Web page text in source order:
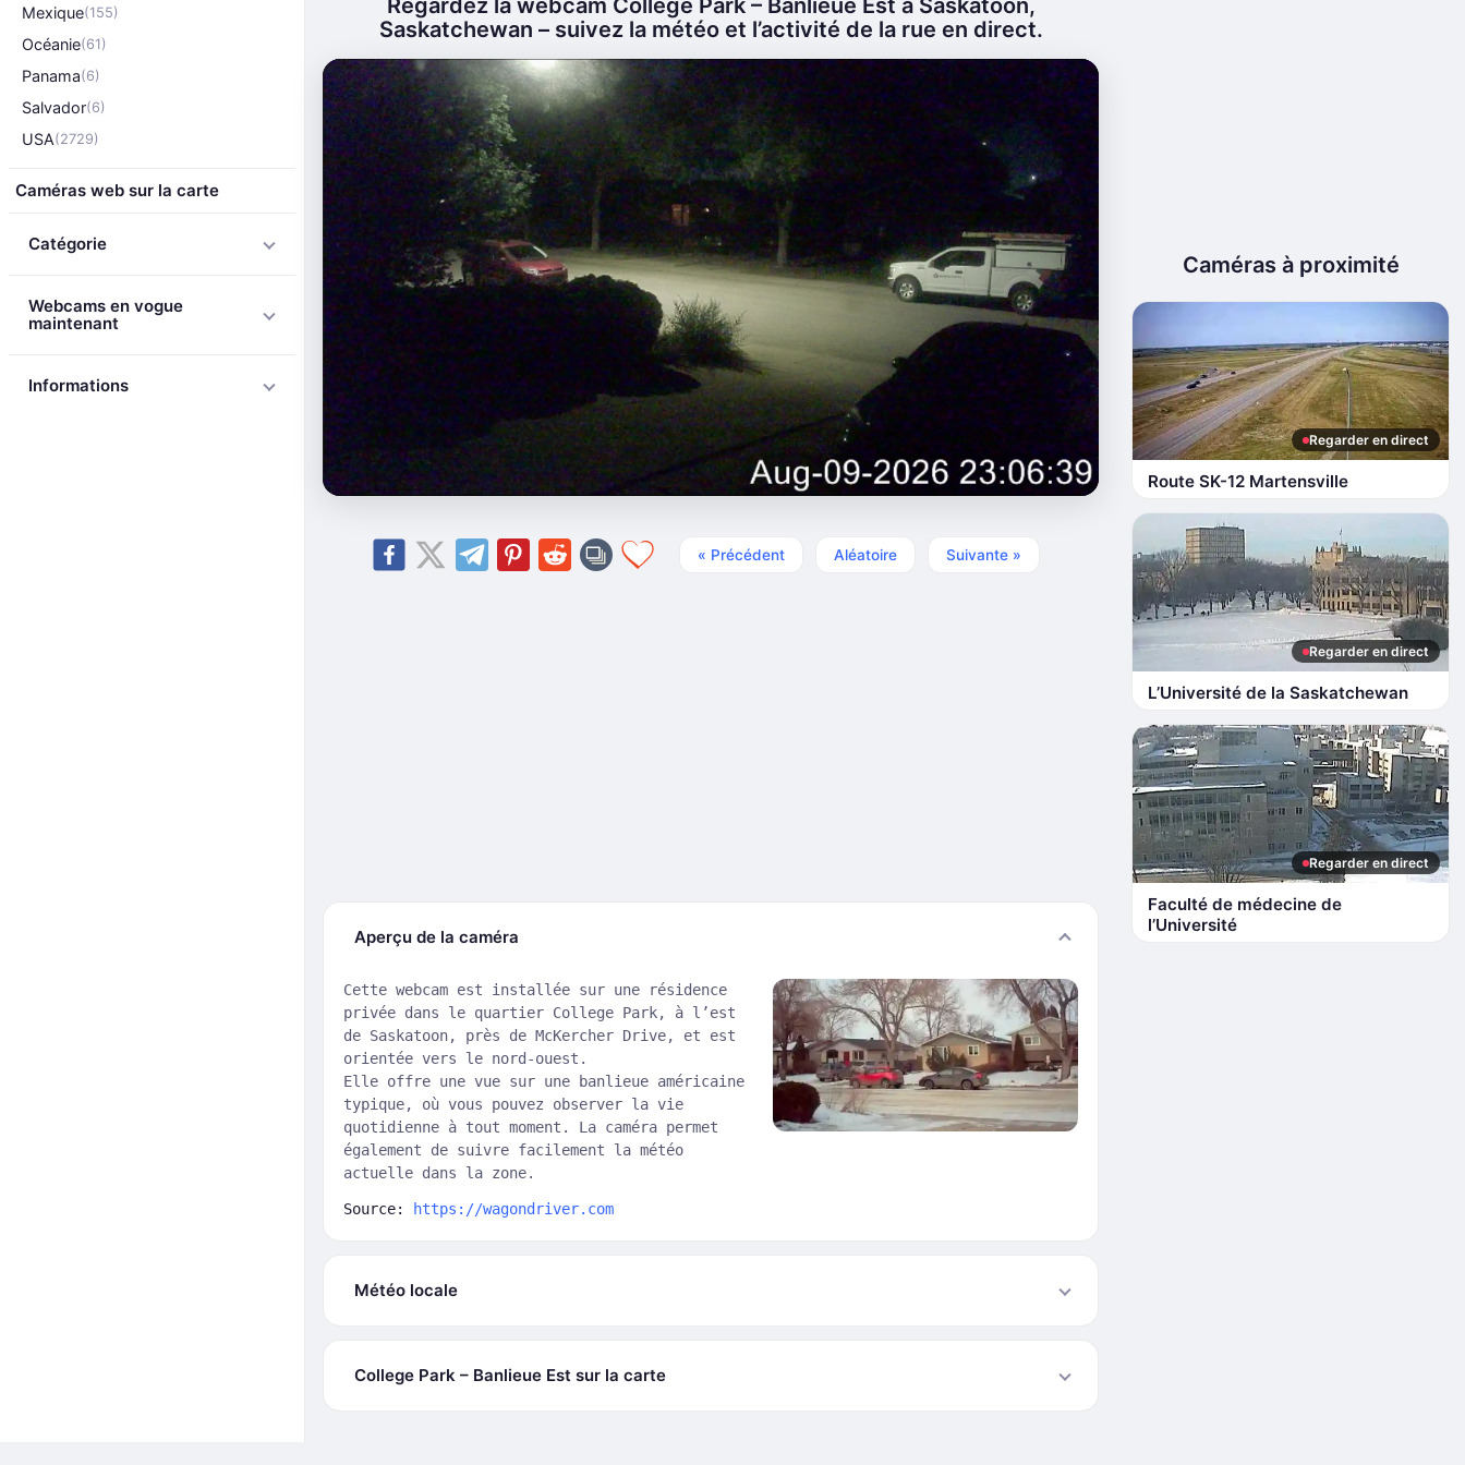
Mexique(155)
Océanie(61)
Panama(6)
Salvador(6)
USA(2729)
Caméras web sur la carte
Catégorie
Webcams en vogue
maintenant
Informations
Regardez la webcam College Park – Banlieue Est à Saskatoon,
Saskatchewan – suivez la météo et l’activité de la rue en direct.
« Précédent Aléatoire Suivante »
Aperçu de la caméra
Cette webcam est installée sur une résidence
privée dans le quartier College Park, à l’est
de Saskatoon, près de McKercher Drive, et est
orientée vers le nord-ouest.
Elle offre une vue sur une banlieue américaine
typique, où vous pouvez observer la vie
quotidienne à tout moment. La caméra permet
également de suivre facilement la météo
actuelle dans la zone.
Source: https://wagondriver.com
Météo locale
College Park – Banlieue Est sur la carte
Caméras à proximité
Regarder en direct
Route SK-12 Martensville
Regarder en direct
L’Université de la Saskatchewan
Regarder en direct
Faculté de médecine de
l’Université